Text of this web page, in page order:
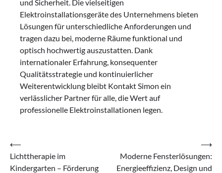
und Sicherheit. Die vielseitigen
Elektroinstallationsgeräte des Unternehmens bieten
Lösungen für unterschiedliche Anforderungen und
tragen dazu bei, moderne Räume funktional und
optisch hochwertig auszustatten. Dank
internationaler Erfahrung, konsequenter
Qualitätsstrategie und kontinuierlicher
Weiterentwicklung bleibt Kontakt Simon ein
verlässlicher Partner für alle, die Wert auf
professionelle Elektroinstallationen legen.
Beitragsnavigation
⟵
Lichttherapie im
Kindergarten – Förderung
Moderne Fensterlösungen:
Energieeffizienz, Design und
⟶